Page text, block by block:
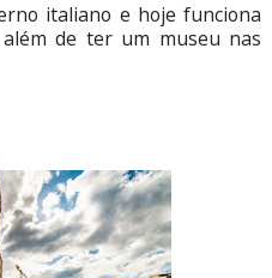
italiano e hoje funciona
de ter um museu nas